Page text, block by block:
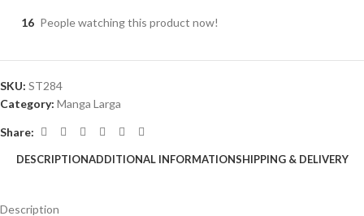
16 People watching this product now!
SKU: ST284
Category: Manga Larga
Share:
DESCRIPTIONADDITIONAL INFORMATIONSHIPPING & DELIVERY
Description